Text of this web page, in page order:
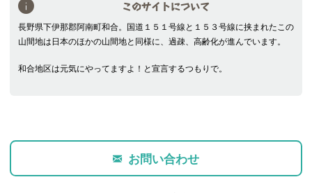
このサイトについて
長野県下伊那郡阿南町和合。国道１５１号線と１５３号線に挟まれたこの
山間地は日本のほかの山間地と同様に、過疎、高齢化が進んでいます。
和合地区は元気にやってますよ！と宣言するつもりで。
お問い合わせ